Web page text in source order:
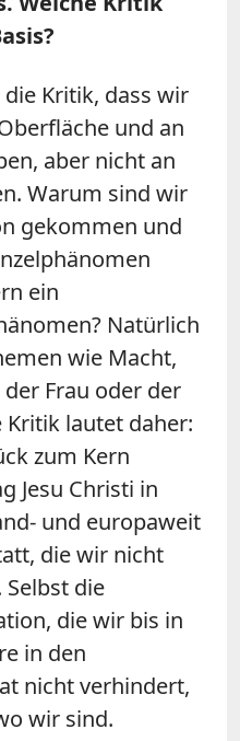
Kritik, dass wir
und an
aber nicht an
Warum sind wir
gekommen und
ein
Natürlich
wie Macht,
Frau oder der
Kritik lautet daher:
zum Kern
Jesu Christi in
und europaweit
die wir nicht
die
die wir bis in
in den
nicht verhindert,
wir sind.